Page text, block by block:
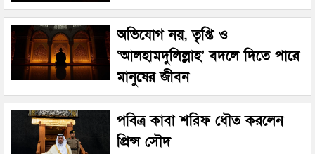
অভিযোগ নয়, তৃপ্তি ও
‘আলহামদুলিল্লাহ’ বদলে দিতে পারে
মানুষের জীবন
পবিত্র কাবা শরিফ ধৌত করলেন
প্রিন্স সৌদ